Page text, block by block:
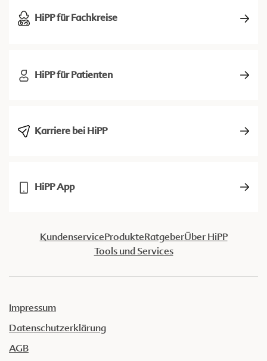
HiPP für Fachkreise
HiPP für Patienten
Karriere bei HiPP
HiPP App
KundenserviceProdukteRatgeberÜber HiPP
Tools und Services
Impressum
Datenschutzerklärung
AGB